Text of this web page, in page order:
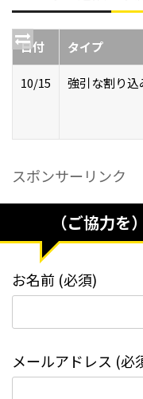
日付 タイプ
10/15 強引な割り込
スポンサーリンク
（ご協力
お名前 (必須)
メールアドレス (必